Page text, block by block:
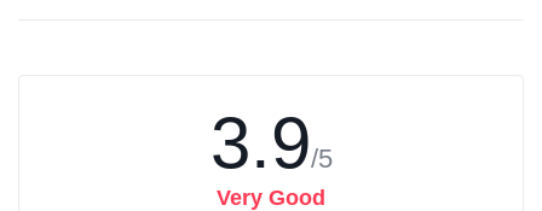
3.9/5
Very Good